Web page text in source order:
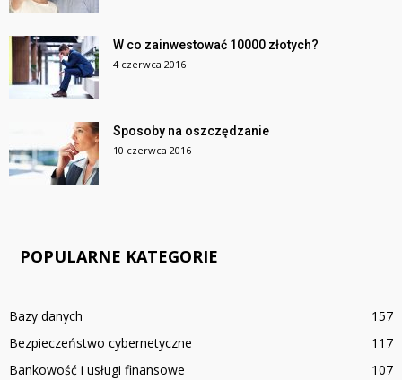
W co zainwestować 10000 złotych?
4 czerwca 2016
Sposoby na oszczędzanie
10 czerwca 2016
POPULARNE KATEGORIE
Bazy danych
157
Bezpieczeństwo cybernetyczne
117
Bankowość i usługi finansowe
107